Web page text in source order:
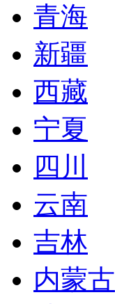
青海
新疆
西藏
宁夏
四川
云南
吉林
内蒙古